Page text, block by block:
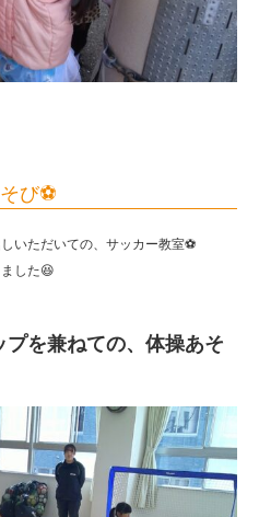
び⚽
いただいての、サッカー教室⚽
した😆
プを兼ねての、体操あそ